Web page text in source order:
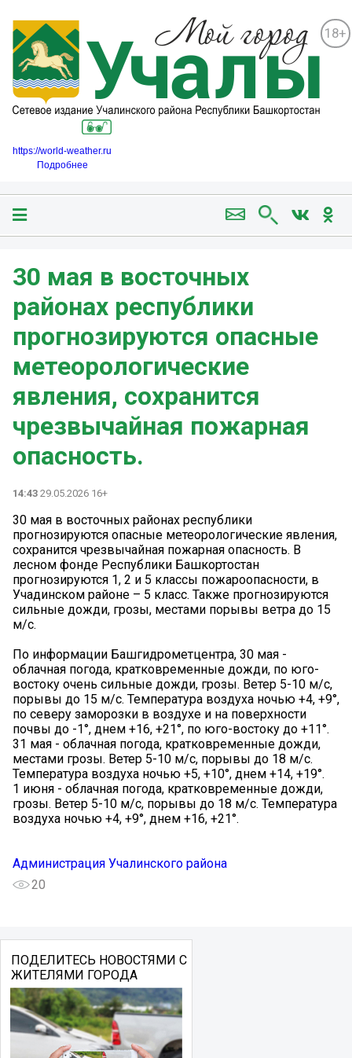
18+
https://world-weather.ru
Подробнее
30 мая в восточных
районах республики
прогнозируются опасные
метеорологические
явления, сохранится
чрезвычайная пожарная
опасность.
14:43 29.05.2026 16+
30 мая в восточных районах республики
прогнозируются опасные метеорологические явления,
сохранится чрезвычайная пожарная опасность. В
лесном фонде Республики Башкортостан
прогнозируются 1, 2 и 5 классы пожароопасности, в
Учадинском районе – 5 класс. Также прогнозируются
сильные дожди, грозы, местами порывы ветра до 15
м/с.
По информации Башгидрометцентра, 30 мая -
облачная погода, кратковременные дожди, по юго-
востоку очень сильные дожди, грозы. Ветер 5-10 м/с,
порывы до 15 м/с. Температура воздуха ночью +4, +9°,
по северу заморозки в воздухе и на поверхности
почвы до -1°, днем +16, +21°, по юго-востоку до +11°.
31 мая - облачная погода, кратковременные дожди,
местами грозы. Ветер 5-10 м/с, порывы до 18 м/с.
Температура воздуха ночью +5, +10°, днем +14, +19°.
1 июня - облачная погода, кратковременные дожди,
грозы. Ветер 5-10 м/с, порывы до 18 м/с. Температура
воздуха ночью +4, +9°, днем +16, +21°.
Администрация Учалинского района
20
ПОДЕЛИТЕСЬ НОВОСТЯМИ С
ЖИТЕЛЯМИ ГОРОДА